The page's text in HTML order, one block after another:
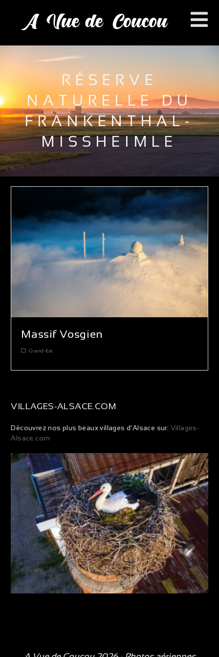
RÉSERVE
NATURELLE DU
FRANKENTHAL-
MISSHEIMLE
Massif Vosgien
Grand-Est
VILLAGES-ALSACE.COM
Découvrez nos plus beaux villages d'Alsace sur: Villages-
Alsace.com